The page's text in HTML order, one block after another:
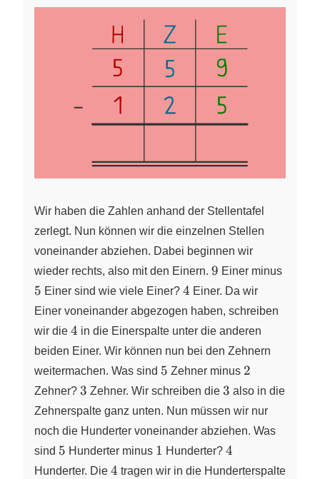
Wir haben die Zahlen anhand der Stellentafel
zerlegt. Nun können wir die einzelnen Stellen
voneinander abziehen. Dabei beginnen wir
wieder rechts, also mit den Einern. 9
9 Einer minus
5 Einer sind wie viele Einer? 4
4 Einer. Da wir
Einer voneinander abgezogen haben, schreiben
wir die 4
4 in die Einerspalte unter die anderen
beiden Einer. Wir können nun bei den Zehnern
weitermachen. Was sind 5
5 Zehner minus 2
2
Zehner? 3
3 Zehner. Wir schreiben die 3
3 also in die
Zehnerspalte ganz unten. Nun müssen wir nur
noch die Hunderter voneinander abziehen. Was
sind 5
5 Hunderter minus 1
1 Hunderter? 4
4
Hunderter. Die 4
4 tragen wir in die Hunderterspalte